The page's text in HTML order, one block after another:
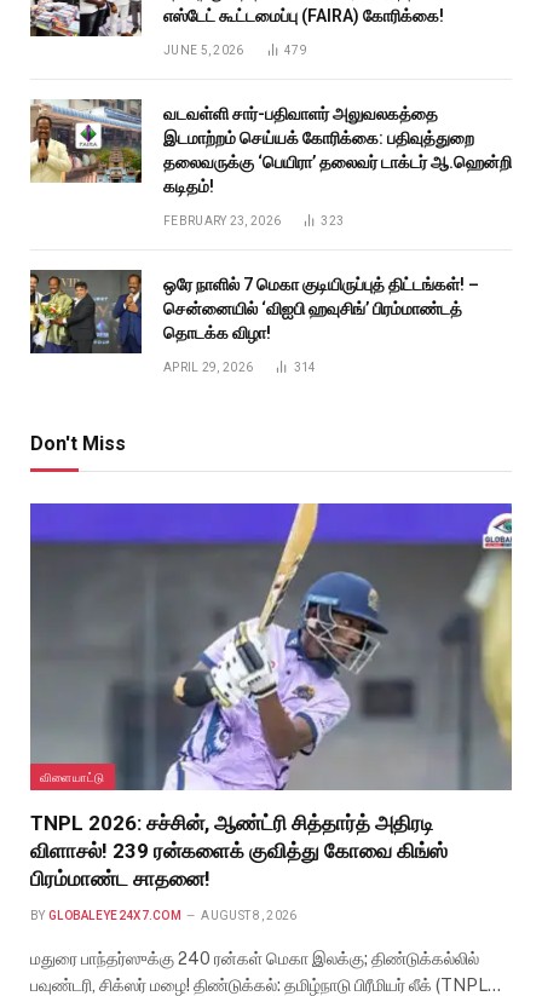
எஸ்டேட் கூட்டமைப்பு (FAIRA) கோரிக்கை!
JUNE 5, 2026 479
வடவள்ளி சார்-பதிவாளர் அலுவலகத்தை
இடமாற்றம் செய்யக் கோரிக்கை: பதிவுத்துறை
தலைவருக்கு ‘பெயிரா’ தலைவர் டாக்டர் ஆ.ஹென்றி
கடிதம்!
FEBRUARY 23, 2026 323
ஒரே நாளில் 7 மெகா குடியிருப்புத் திட்டங்கள்! –
சென்னையில் ‘விஐபி ஹவுசிங்’ பிரம்மாண்டத்
தொடக்க விழா!
APRIL 29, 2026 314
Don't Miss
விளையாட்டு
TNPL 2026: சச்சின், ஆண்ட்ரி சித்தார்த் அதிரடி
விளாசல்! 239 ரன்களைக் குவித்து கோவை கிங்ஸ்
பிரம்மாண்ட சாதனை!
BY GLOBALEYE24X7.COM AUGUST 8, 2026
மதுரை பாந்தர்ஸுக்கு 240 ரன்கள் மெகா இலக்கு; திண்டுக்கல்லில்
பவுண்டரி, சிக்ஸர் மழை! திண்டுக்கல்: தமிழ்நாடு பிரீமியர் லீக் (TNPL…